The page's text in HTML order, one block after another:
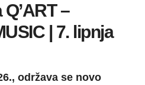
–
| 7. lipnja
održava se novo